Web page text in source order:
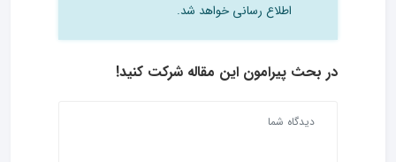
اطلاع رسانی خواهد شد.
در بحث‌ پیرامون این مقاله شرکت کنید!